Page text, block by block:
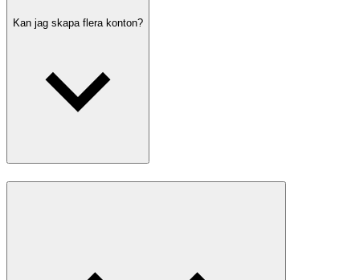
Kan jag skapa flera konton?